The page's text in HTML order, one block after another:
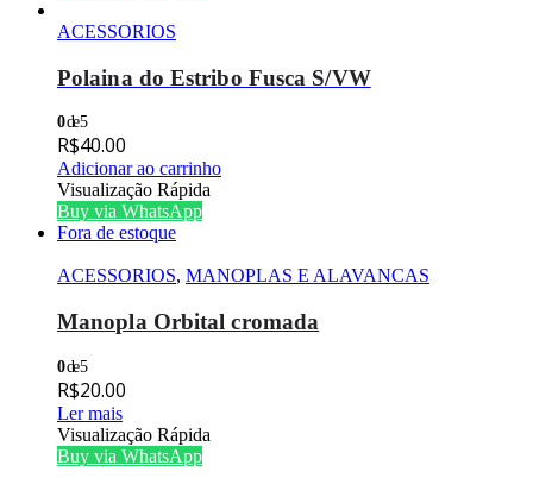
ACESSORIOS
Polaina do Estribo Fusca S/VW
0de 5
R$40.00
Adicionar ao carrinho
Visualização Rápida
Buy via WhatsApp
Fora de estoque
ACESSORIOS, MANOPLAS E ALAVANCAS
Manopla Orbital cromada
0de 5
R$20.00
Ler mais
Visualização Rápida
Buy via WhatsApp